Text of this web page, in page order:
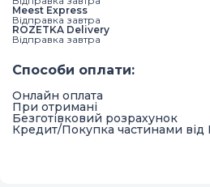
Meest Express
Відправка завтра
ROZETKA Delivery
Відправка завтра
Способи оплати:
Онлайн оплата
При отримані
Безготівковий розрахунок
Кредит/Покупка частинами